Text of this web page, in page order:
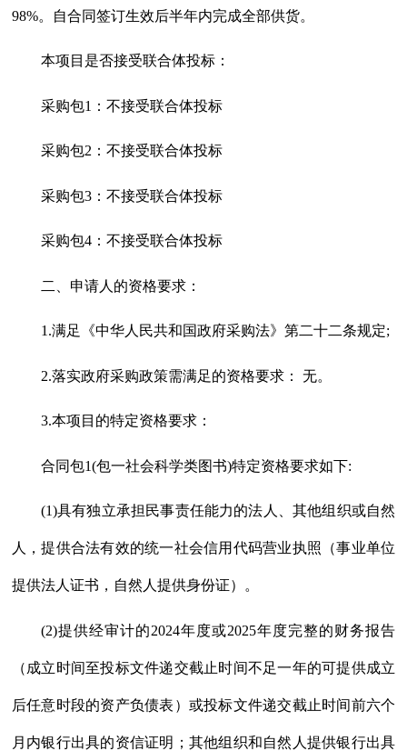
98%。自合同签订生效后半年内完成全部供货。
本项目是否接受联合体投标：
采购包1：不接受联合体投标
采购包2：不接受联合体投标
采购包3：不接受联合体投标
采购包4：不接受联合体投标
二、申请人的资格要求：
1.满足《中华人民共和国政府采购法》第二十二条规定;
2.落实政府采购政策需满足的资格要求： 无。
3.本项目的特定资格要求：
合同包1(包一社会科学类图书)特定资格要求如下:
(1)具有独立承担民事责任能力的法人、其他组织或自然
人，提供合法有效的统一社会信用代码营业执照（事业单位
提供法人证书，自然人提供身份证）。
(2)提供经审计的2024年度或2025年度完整的财务报告
（成立时间至投标文件递交截止时间不足一年的可提供成立
后任意时段的资产负债表）或投标文件递交截止时间前六个
月内银行出具的资信证明；其他组织和自然人提供银行出具